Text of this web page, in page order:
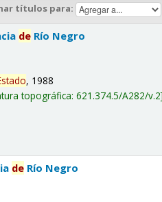
títulos para:
de Río Negro
, 1988
topográfica:621.374.5/A282/v.2
de Río Negro